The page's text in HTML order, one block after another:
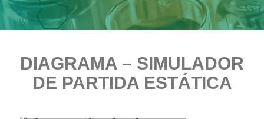
DIAGRAMA – SIMULADOR
DE PARTIDA ESTÁTICA